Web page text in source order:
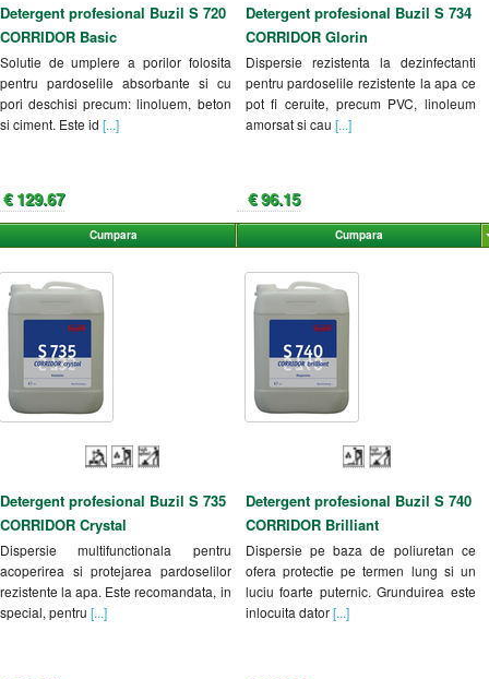
Detergent profesional Buzil S 720
CORRIDOR Basic
Solutie de umplere a porilor folosita
pentru pardoselile absorbante si cu
pori deschisi precum: linoluem, beton
si ciment. Este id [...]
€ 129.67
Cumpara
Detergent profesional Buzil S 734
CORRIDOR Glorin
Dispersie rezistenta la dezinfectanti
pentru pardoselile rezistente la apa ce
pot fi ceruite, precum PVC, linoleum
amorsat si cau [...]
€ 96.15
Cumpara
Detergent profesional Buzil S 735
CORRIDOR Crystal
Dispersie multifunctionala pentru
acoperirea si protejarea pardoselilor
rezistente la apa. Este recomandata, in
special, pentru [...]
Detergent profesional Buzil S 740
CORRIDOR Brilliant
Dispersie pe baza de poliuretan ce
ofera protectie pe termen lung si un
luciu foarte puternic. Grunduirea este
inlocuita dator[...]